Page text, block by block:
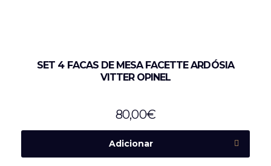
SET 4 FACAS DE MESA FACETTE ARDÓSIA
VITTER OPINEL
80,00€
Adicionar